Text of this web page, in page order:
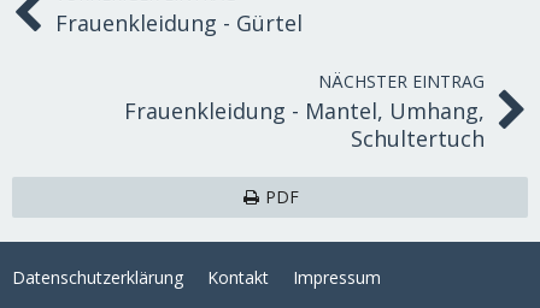
Frauenkleidung - Gürtel
NÄCHSTER EINTRAG
Frauenkleidung - Mantel, Umhang,
Schultertuch
PDF
Datenschutzerklärung Kontakt Impressum